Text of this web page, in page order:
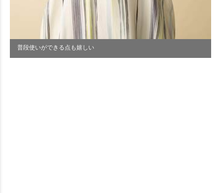
普段使いができる点も嬉しい